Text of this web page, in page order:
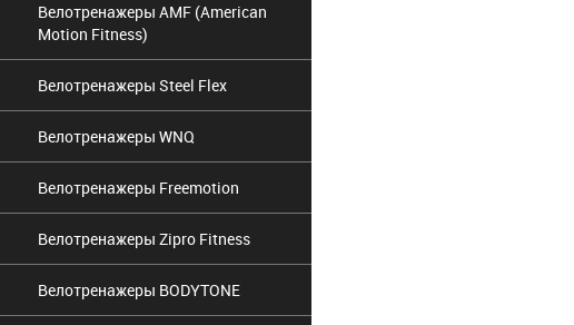
Велотренажеры AMF (American
Motion Fitness)
Велотренажеры Steel Flex
Велотренажеры WNQ
Велотренажеры Freemotion
Велотренажеры Zipro Fitness
Велотренажеры BODYTONE